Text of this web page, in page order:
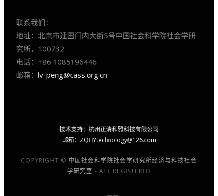
联系我们：
地址：北京市建国门内大街5号中国社会科学院社会学研
究所，100732
电话：+86 1085196446
邮箱： lv-peng@cass.org.cn
技术支持：杭州正清和雅科技有限公司
邮箱： ZQHYtechnology@126.com
COPYRIGHT © 中国社会科学院社会学研究所经济与科技社会
学研究室 - ALL REGISTERED